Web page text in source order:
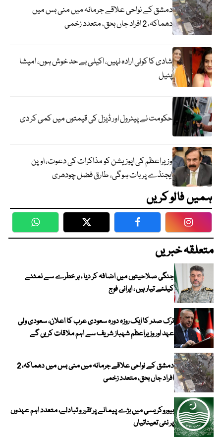
دمشق کے نواحی علاقے جرمانہ میں منی بس میں
دھماکہ، 2 افراد جاں بحق، متعدد زخمی
شادی کا کوئی ارادہ نہیں، اکیلی بے حد خوش ہوں، امیشا
پٹیل
حکومت نے پیٹرول اور ڈیزل کی قیمتوں میں کمی کر دی
وزیراعظم کی اپوزیشن کو مذاکرات کی دعوت، اوپن
ایجنڈے پر بات ہوگی، طارق فضل چودھری
ہمیں فالو کریں
WhatsApp Twitter Facebook
متعلقہ خبریں
جنگی صلاحیتوں میں اضافہ کر دیا ، ہر خطرے سے نمٹنے
کیلئے تیار ہیں ، ایرانی فوج
ترک صدر کا ایک روزہ دورہ سعودی عرب کا اعلان، سعودی ولی
عہد اور وزیراعظم شہباز شریف سے اہم ملاقات کریں گے
دمشق کے نواحی علاقے جرمانہ میں منی بس میں دھماکہ، 2
افراد جاں بحق، متعدد زخمی
بیوروکریسی میں بڑے پیمانے پر تقرر و تبادلے، متعدد اہم عہدوں
پر نئی تعیناتیاں